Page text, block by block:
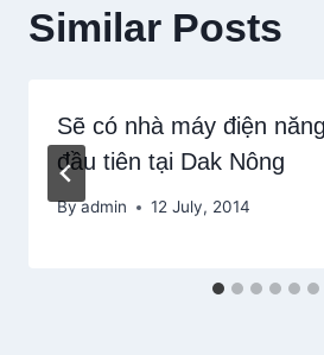
Similar Posts
Sẽ có nhà máy điện
đầu tiên tại Dak Nông
Byadmin 12 July, 2014